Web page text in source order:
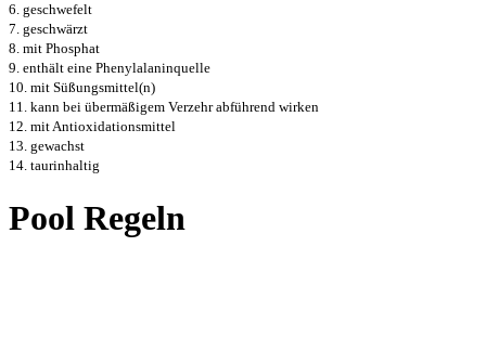
6. geschwefelt
7. geschwärzt
8. mit Phosphat
9. enthält eine Phenylalaninquelle
10. mit Süßungsmittel(n)
11. kann bei übermäßigem Verzehr abführend wirken
12. mit Antioxidationsmittel
13. gewachst
14. taurinhaltig
Pool Regeln